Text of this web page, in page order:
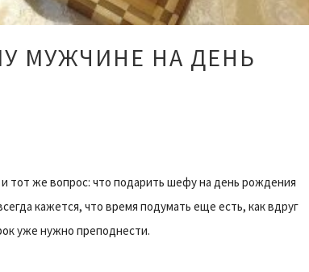
МУЖЧИНЕ НА ДЕНЬ
тот же вопрос: что подарить шефу на день рождения
кажется, что время подумать еще есть, как вдруг
уже нужно преподнести.